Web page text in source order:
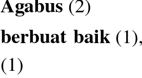
berbuat baik
(1)